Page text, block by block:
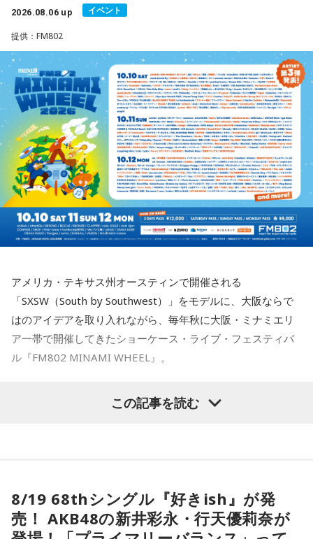
2026.08.06 up イベント
提供：FM802
アメリカ・テキサス州オースティンで開催される
「SXSW（South by Southwest）」をモデルに、大阪ならで
はのアイデアを取り入れながら、毎年秋に大阪・ミナミエリ
ア一帯で開催してきたショーケース・ライブ・フェスティバ
ル『FM802 MINAMI WHEEL』。
今年も『Maxell presents FM802 MINAMI WHEEL 2026』
として、10月10日（土）、11日（日）、12日（月・祝）の3
みの257組を加えた総勢377組の出演日も発表しました。
また3DAYS PASS／1DAY PASSのオフィシャル三次先行も受付
この記事を読む
8/19 68thシングル『好きish』が発
売！ AKB48の新井彩永・行天優莉奈が